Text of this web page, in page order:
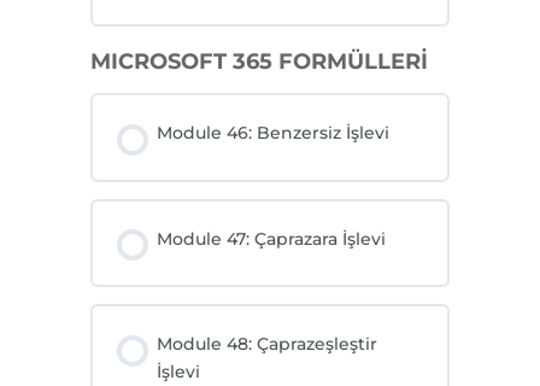
MICROSOFT 365 FORMÜLLERİ
Module 46: Benzersiz İşlevi
Module 47: Çaprazara İşlevi
Module 48: Çaprazeşleştir
İşlevi